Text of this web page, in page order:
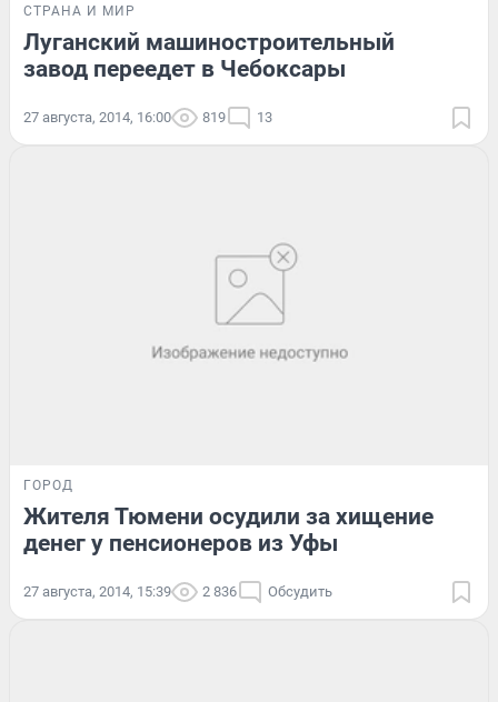
СТРАНА И МИР
Луганский машиностроительный
завод переедет в Чебоксары
27 августа, 2014, 16:00 819 13
ГОРОД
Жителя Тюмени осудили за хищение
денег у пенсионеров из Уфы
27 августа, 2014, 15:39 2 836 Обсудить